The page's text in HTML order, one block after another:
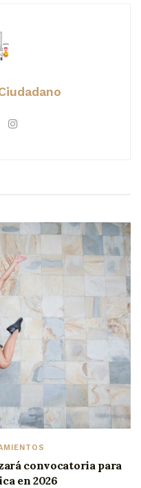
convocatoria para
en 2026